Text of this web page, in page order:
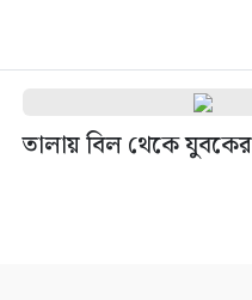
তালায় বিল থেকে